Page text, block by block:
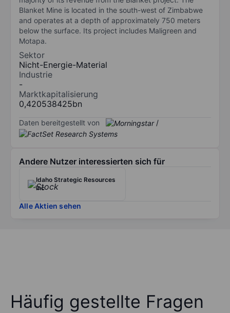
Blanket Mine is located in the south-west of Zimbabwe
and operates at a depth of approximately 750 meters
below the surface. Its project includes Maligreen and
Motapa.
Sektor
Nicht-Energie-Material
Industrie
-
Marktkapitalisierung
0,420538425bn
Daten bereitgestellt von /
Andere Nutzer interessierten sich für
Idaho Strategic Resources
Inc
Alle Aktien sehen
Häufig gestellte Fragen